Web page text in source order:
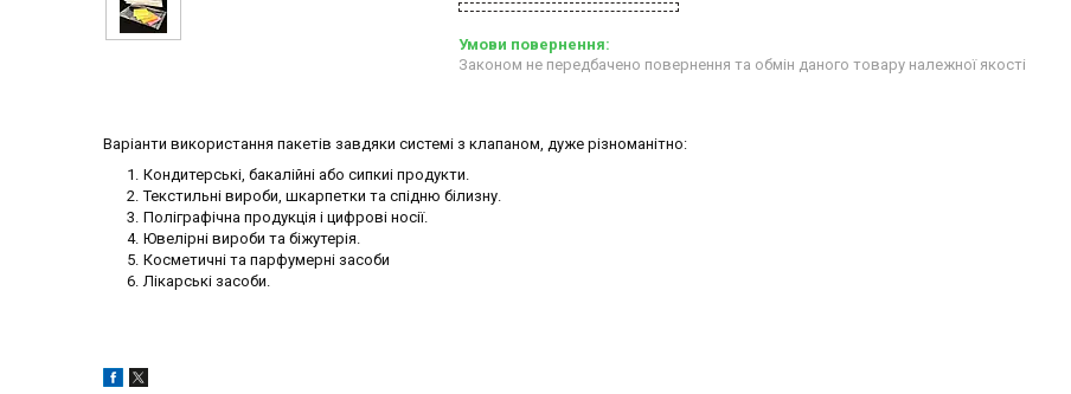
Законом не передбачено повернення та обмін даного товару належної якості
Варіанти використання пакетів завдяки системі з клапаном, дуже різноманітно:
Кондитерські, бакалійні або сипкиі продукти.
Текстильні вироби, шкарпетки та спідню білизну.
Поліграфічна продукція і цифрові носії.
Ювелірні вироби та біжутерія.
Косметичні та парфумерні засоби
Лікарські засоби.